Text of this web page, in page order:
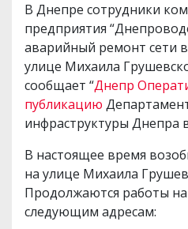
В Днепре сотрудники
предприятия
аварийный ремонт сети
улице Михаила
сообщает “Днепр
публикацию
инфраструктуры Днепра
В настоящее время
на улице Михаила
Продолжаются работы
следующим адресам: